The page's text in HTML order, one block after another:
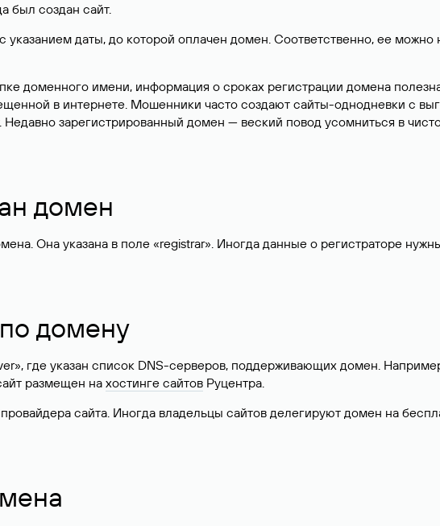
был создан сайт.
даты, до которой оплачен домен. Соответственно, ее можно
доменного имени, информация о сроках регистрации домена
в интернете. Мошенники часто создают сайты-однодневки с
зарегистрированный домен — веский повод усомниться в
домен
Она указана в поле «registrar». Иногда данные о регистраторе
домену
где указан список DNS-серверов, поддерживающих домен.
размещен на хостинге сайтов Руцентра.
сайта. Иногда владельцы сайтов делегируют домен на